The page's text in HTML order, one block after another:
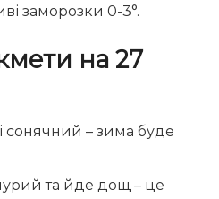
заморозки 0-3°.
на 27
сонячний – зима буде
та йде дощ – це